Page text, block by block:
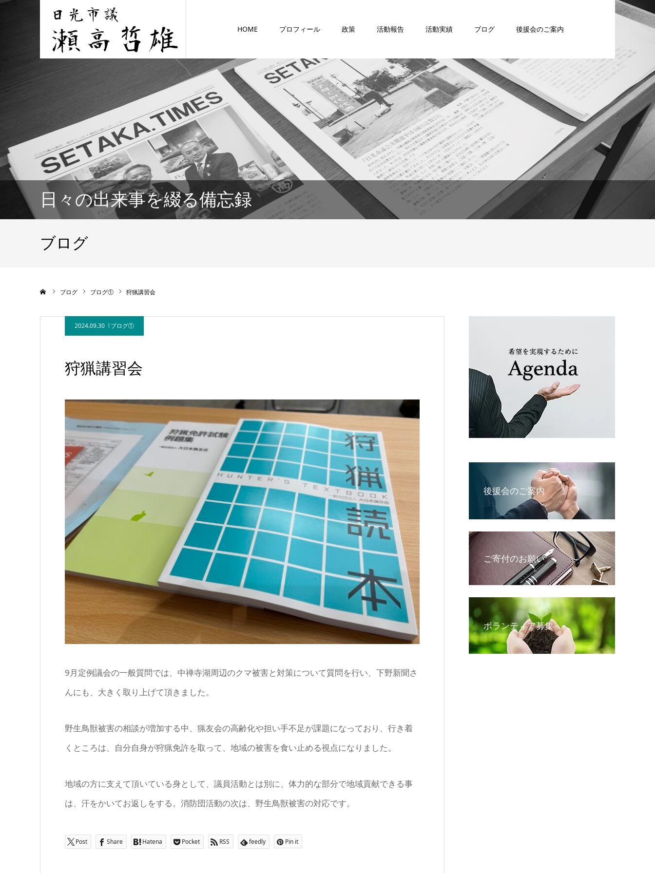
HOME プロフィール 政策 活動報告 活動実績 ブログ 後援会のご案内
日々の出来事を綴る備忘録
ブログ
ブログ ブログ① 狩猟講習会
2024.09.30 ブログ①
狩猟講習会
9月定例議会の一般質問では、中禅寺湖周辺のクマ被害と対策について質問を行い、下野新聞さ
んにも、大きく取り上げて頂きました。
野生鳥獣被害の相談が増加する中、猟友会の高齢化や担い手不足が課題になっており、行き着
くところは、自分自身が狩猟免許を取って、地域の被害を食い止める視点になりました。
地域の方に支えて頂いている身として、議員活動とは別に、体力的な部分で地域貢献できる事
は、汗をかいてお返しをする。消防団活動の次は、野生鳥獣被害の対応です。
Post Share Hatena Pocket RSS feedly Pin it
後援会のご案内
ご寄付のお願い
ボランティア募集